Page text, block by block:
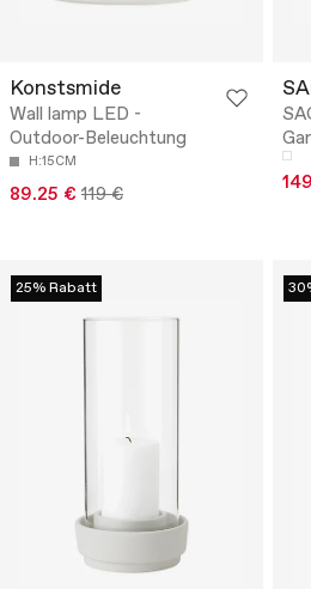
Konstsmide
Wall lamp LED -
Outdoor-Beleuchtung
H:15CM
89.25 € 119 €
25% Rabatt